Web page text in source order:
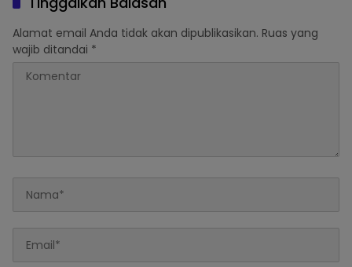
HUT Kota Padang
Pulmonary Update 2025
Alamat email Anda tidak akan dipublikasikan. Ruas yang
wajib ditandai *